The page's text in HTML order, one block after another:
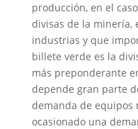
producción, en el
divisas de la minería,
industrias y que
billete verde es la
más preponderante
depende gran parte
demanda de equipos
ocasionado una